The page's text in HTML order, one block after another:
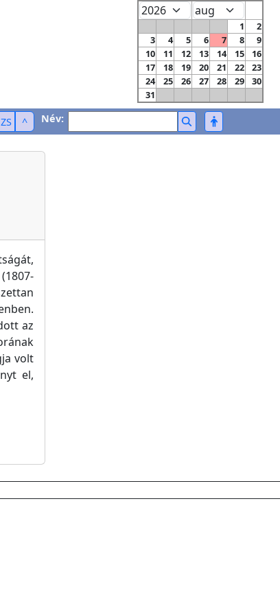
1
2
3
4 5 6 7 8
9
10
11 12 13 14 15
16
17
18 19 20 21 22
23
24
25 26 27 28 29
30
31
ZS ^ Név:
(1807-
az
volt
el,